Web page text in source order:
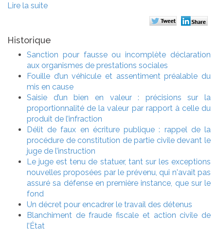
Lire la suite
Historique
Sanction pour fausse ou incomplète déclaration
aux organismes de prestations sociales
Fouille d’un véhicule et assentiment préalable du
mis en cause
Saisie d’un bien en valeur : précisions sur la
proportionnalité de la valeur par rapport à celle du
produit de l’infraction
Délit de faux en écriture publique : rappel de la
procédure de constitution de partie civile devant le
juge de l’instruction
Le juge est tenu de statuer, tant sur les exceptions
nouvelles proposées par le prévenu, qui n'avait pas
assuré sa défense en première instance, que sur le
fond
Un décret pour encadrer le travail des détenus
Blanchiment de fraude fiscale et action civile de
l’État